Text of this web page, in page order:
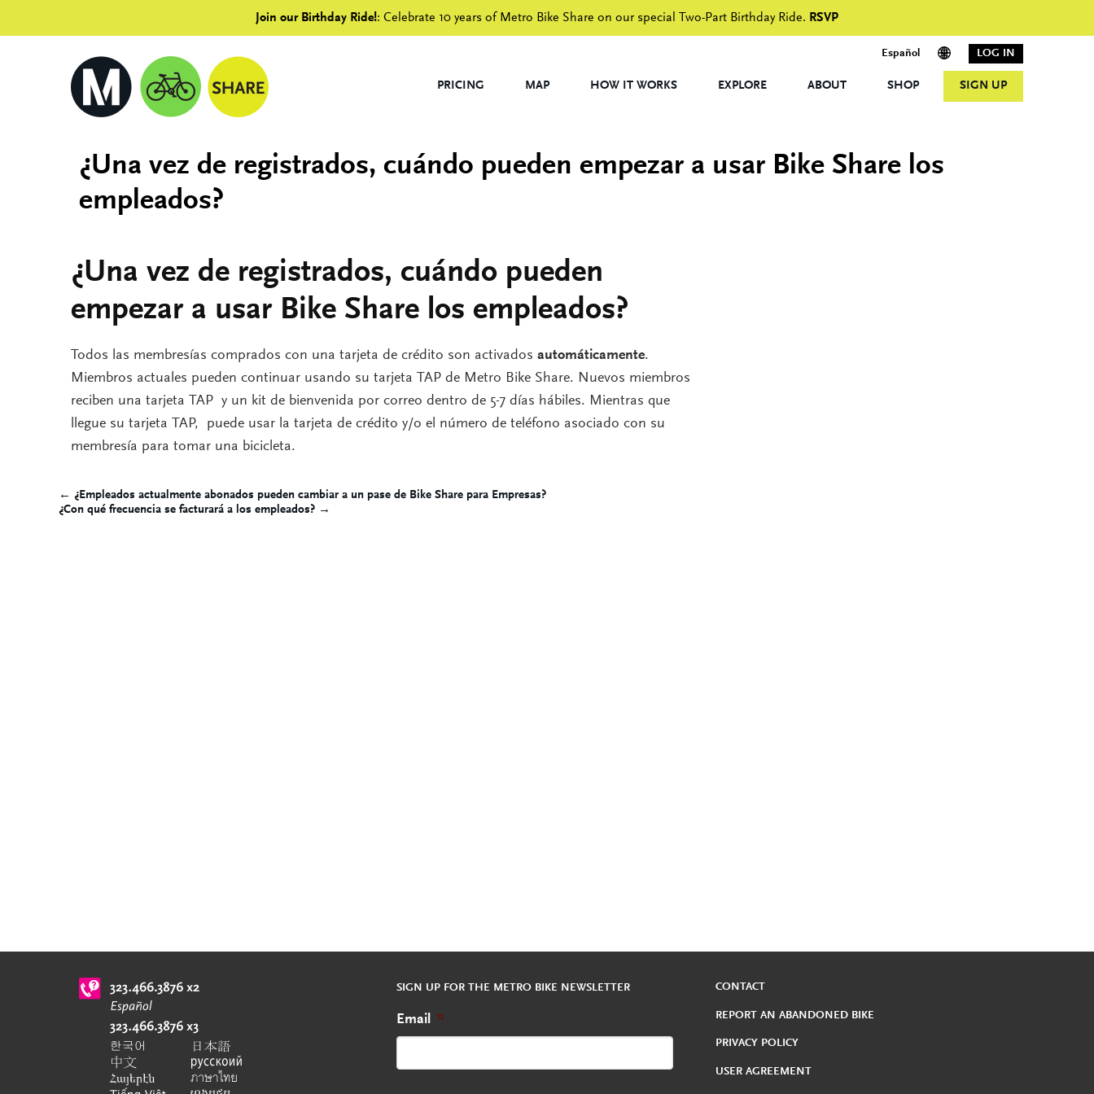
Join our Birthday Ride!: Celebrate 10 years of Metro Bike Share on our special Two-Part Birthday Ride. RSVP
Español LOG IN
PRICING MAP HOW IT WORKS EXPLORE ABOUT SHOP SIGN UP
¿Una vez de registrados, cuándo pueden empezar a usar Bike Share los
empleados?
¿Una vez de registrados, cuándo pueden
empezar a usar Bike Share los empleados?
Todos las membresías comprados con una tarjeta de crédito son activados automáticamente.
Miembros actuales pueden continuar usando su tarjeta TAP de Metro Bike Share. Nuevos miembros
reciben una tarjeta TAP y un kit de bienvenida por correo dentro de 5-7 días hábiles. Mientras que
llegue su tarjeta TAP, puede usar la tarjeta de crédito y/o el número de teléfono asociado con su
membresía para tomar una bicicleta.
Post
← ¿Empleados actualmente abonados pueden cambiar a un pase de Bike Share para Empresas?
¿Con qué frecuencia se facturará a los empleados? →
SIGN UP FOR THE METRO BIKE NEWSLETTER
Email *
CONTACT
REPORT AN ABANDONED BIKE
PRIVACY POLICY
USER AGREEMENT